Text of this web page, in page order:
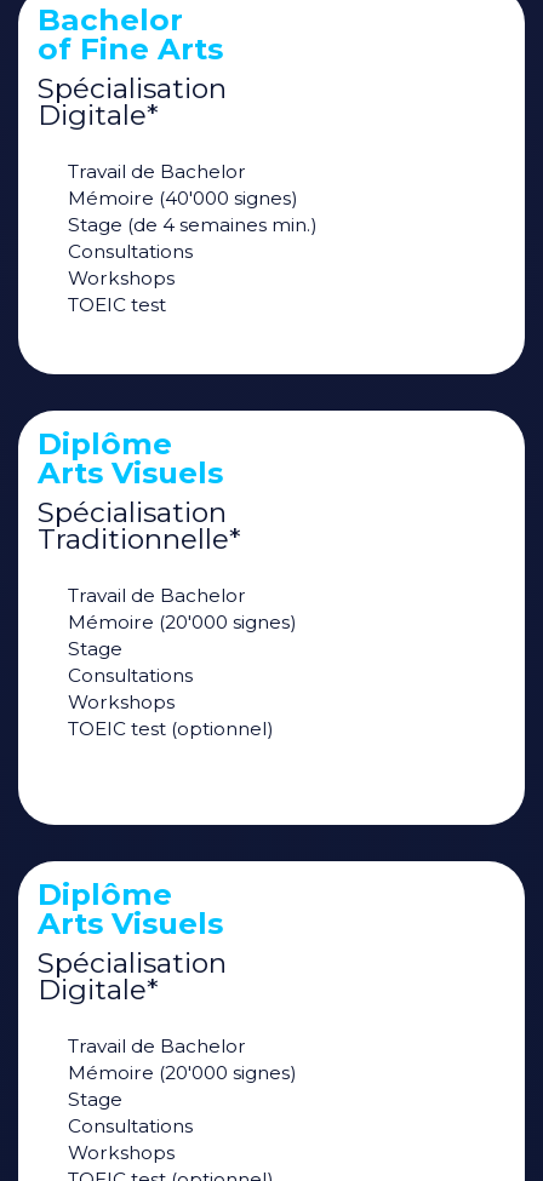
Bachelor
of Fine Arts
Spécialisation
Digitale*
Travail de Bachelor
Mémoire (40'000 signes)
Stage (de 4 semaines min.)
Consultations
Workshops
TOEIC test
Diplôme
Arts Visuels
Spécialisation
Traditionnelle*
Travail de Bachelor
Mémoire (20'000 signes)
Stage
Consultations
Workshops
TOEIC test (optionnel)
Diplôme
Arts Visuels
Spécialisation
Digitale*
Travail de Bachelor
Mémoire (20'000 signes)
Stage
Consultations
Workshops